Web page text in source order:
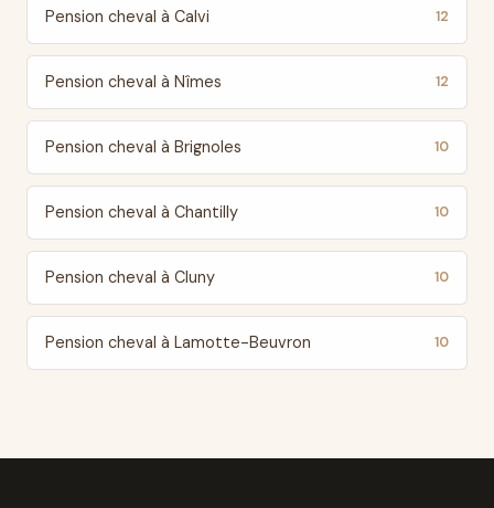
Pension cheval à Calvi 12
Pension cheval à Nîmes 12
Pension cheval à Brignoles 10
Pension cheval à Chantilly 10
Pension cheval à Cluny 10
Pension cheval à Lamotte-Beuvron 10